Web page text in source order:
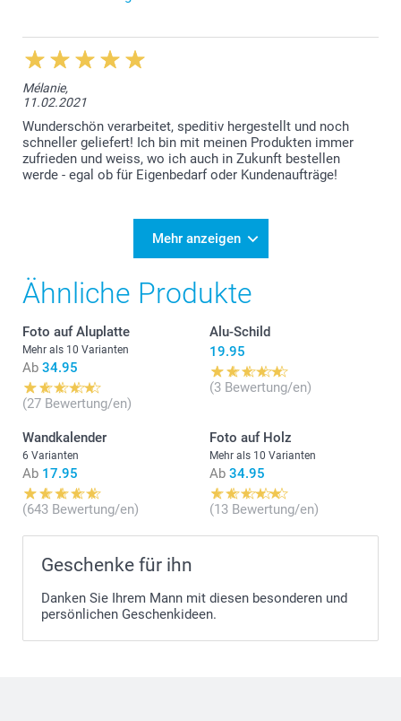
11.04.2024
Liebe Kundin, im Warenkorb wird noch bevor die
Bestellung bestätigt werden muss, die
Voraussichtliche Lieferfrist angegeben. Bei Ihrer
Bestellung war das der 8.4.2024. Die Lieferung
erfolgte am 9.4.2024. Einen Tag später, das tut uns
leid. Ihre Bestellung haben wir am 29.3.2024 erhalten,
ein Feiertag. Unser Labor war an diesem Tag, wie
auch an den Ostertagen geschlossen, aus diesem
Grund war die Zeit von der Bestellung bis zur
Produktions- und Lieferfristen nicht garantiert sind.
Freundliche Grüsse smartphoto
Mélanie,
11.02.2021
Wunderschön verarbeitet, speditiv hergestellt und noch
schneller geliefert! Ich bin mit meinen Produkten immer
zufrieden und weiss, wo ich auch in Zukunft bestellen
werde - egal ob für Eigenbedarf oder Kundenaufträge!
Mehr anzeigen
Ähnliche Produkte
Foto auf Aluplatte
Mehr als 10 Varianten
Ab 34.95
(27 Bewertung/en)
Alu-Schild
19.95
(3 Bewertung/en)
Wandkalender
6 Varianten
Ab 17.95
(643 Bewertung/en)
Foto auf Holz
Mehr als 10 Varianten
Ab 34.95
(13 Bewertung/en)
Geschenke für ihn
Danken Sie Ihrem Mann mit diesen besonderen und
persönlichen Geschenkideen.